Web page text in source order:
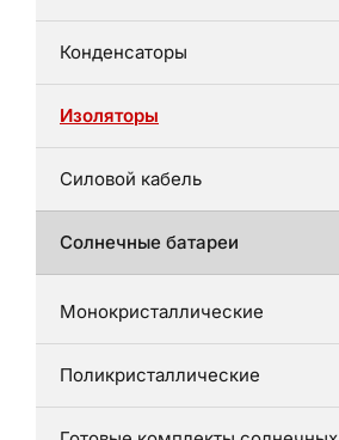
Конденсаторы
Изоляторы
Силовой кабель
Солнечные батареи
Монокристаллические
Поликристаллические